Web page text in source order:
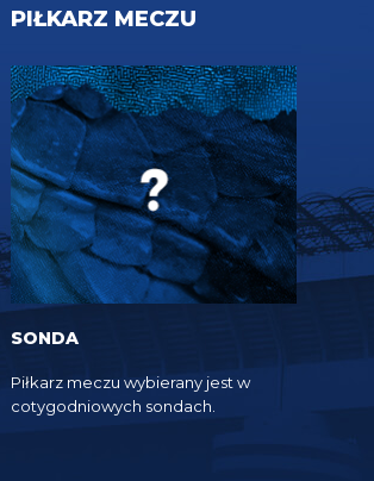
PIŁKARZ MECZU
SONDA
Piłkarz meczu wybierany jest w
cotygodniowych sondach.